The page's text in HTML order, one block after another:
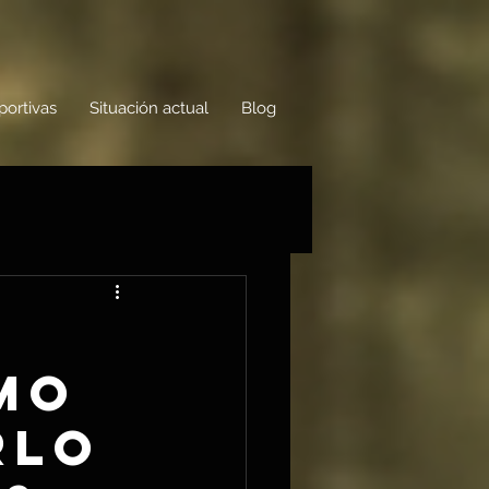
Situación actual Blog